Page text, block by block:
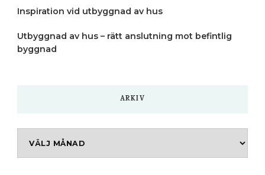
Inspiration vid utbyggnad av hus
Utbyggnad av hus – rätt anslutning mot befintlig
byggnad
ARKIV